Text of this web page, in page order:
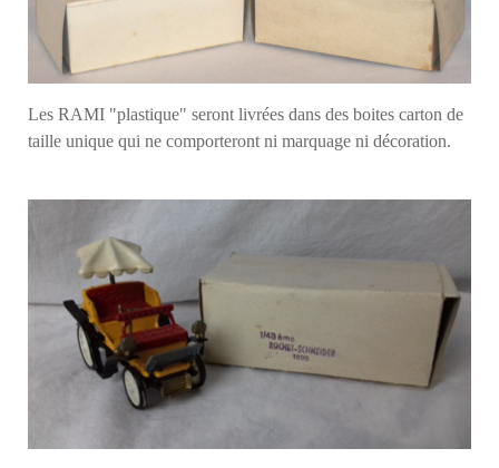
Les RAMI "plastique" seront livrées dans des boites carton de
taille unique qui ne comporteront ni marquage ni décoration.